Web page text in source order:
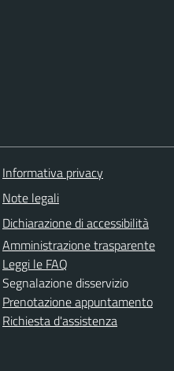
Informativa privacy
Note legali
Dichiarazione di accessibilità
Amministrazione trasparente
Leggi le FAQ
Segnalazione disservizio
Prenotazione appuntamento
Richiesta d'assistenza